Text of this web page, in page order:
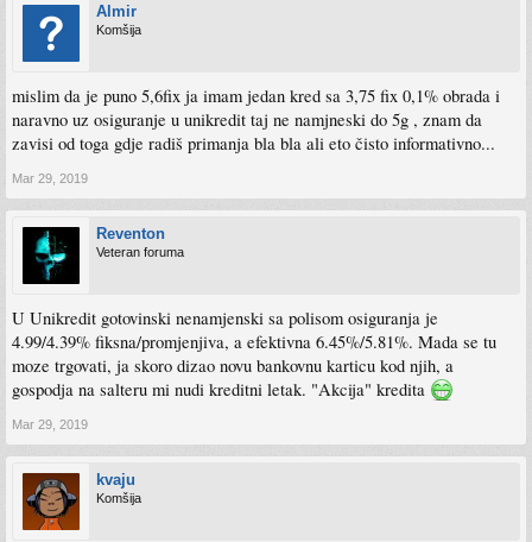
Almir
Komšija
mislim da je puno 5,6fix ja imam jedan kred sa 3,75 fix 0,1% obrada i
naravno uz osiguranje u unikredit taj ne namjneski do 5g , znam da
zavisi od toga gdje radiš primanja bla bla ali eto čisto informativno...
Mar 29, 2019
Reventon
Veteran foruma
U Unikredit gotovinski nenamjenski sa polisom osiguranja je
4.99/4.39% fiksna/promjenjiva, a efektivna 6.45%/5.81%. Mada se tu
moze trgovati, ja skoro dizao novu bankovnu karticu kod njih, a
gospodja na salteru mi nudi kreditni letak. "Akcija" kredita
Mar 29, 2019
kvaju
Komšija